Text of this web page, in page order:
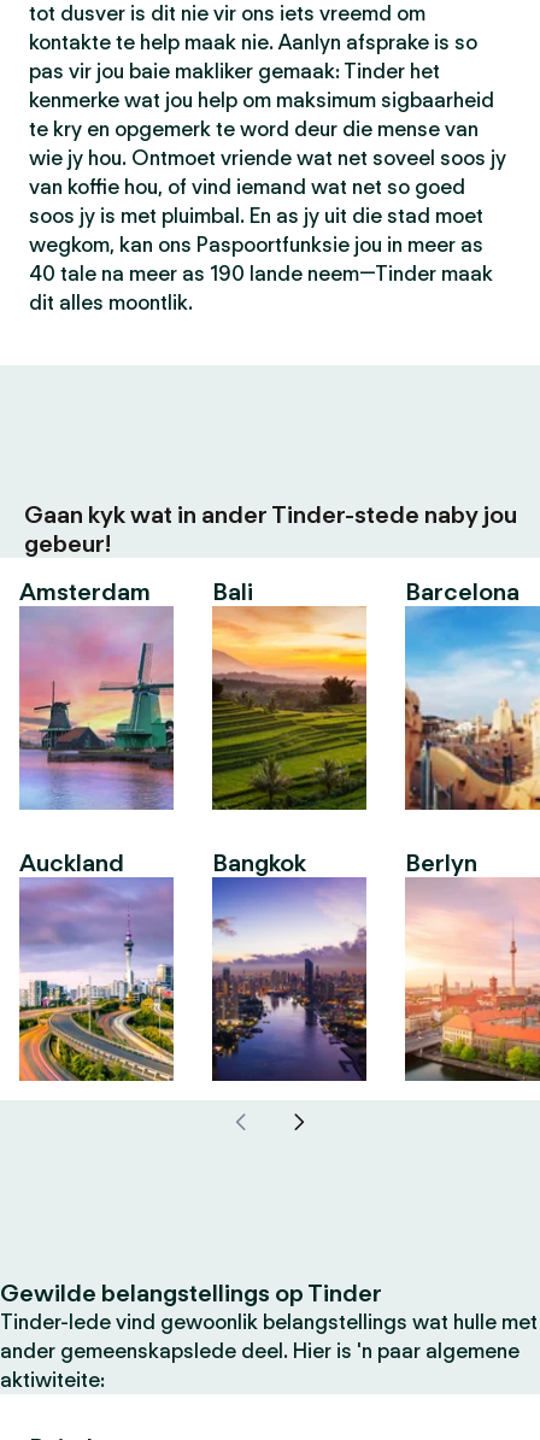
tot dusver is dit nie vir ons iets vreemd om
kontakte te help maak nie. Aanlyn afsprake is so
pas vir jou baie makliker gemaak: Tinder het
kenmerke wat jou help om maksimum sigbaarheid
te kry en opgemerk te word deur die mense van
wie jy hou. Ontmoet vriende wat net soveel soos jy
van koffie hou, of vind iemand wat net so goed
soos jy is met pluimbal. En as jy uit die stad moet
wegkom, kan ons Paspoortfunksie jou in meer as
40 tale na meer as 190 lande neem—Tinder maak
dit alles moontlik.
Gaan kyk wat in ander Tinder-stede naby jou
gebeur!
Amsterdam
Auckland
Bali
Bangkok
Barcelona
Berlyn
Gewilde belangstellings op Tinder
Tinder-lede vind gewoonlik belangstellings wat hulle met
ander gemeenskapslede deel. Hier is 'n paar algemene
aktiwiteite: